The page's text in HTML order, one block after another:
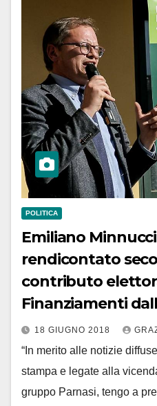
POLITICA
Emiliano
rendicontato
contributo
Finanziamenti
18 GIUGNO 2018
“In merito alle notizie
stampa e legate alla
gruppo Parnasi, tengo a